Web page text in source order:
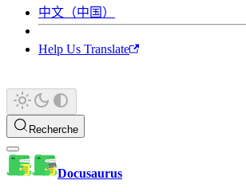
中文（中国）
Help Us Translate
Recherche
Docusaurus